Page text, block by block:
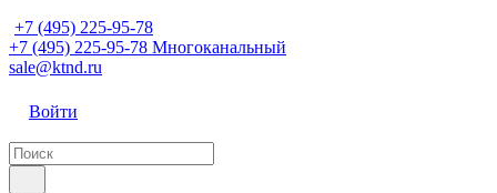
+7 (495) 225-95-78
+7 (495) 225-95-78 Многоканальный
sale@ktnd.ru
Войти